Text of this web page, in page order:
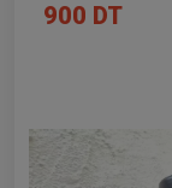
900 DT